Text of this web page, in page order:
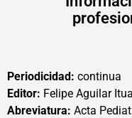
Periodicidad: continua
Editor: Felipe Aguilar
Abreviatura: Acta